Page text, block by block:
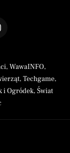
, WawaINFO,
, Techgame,
i Ogródek, Świat